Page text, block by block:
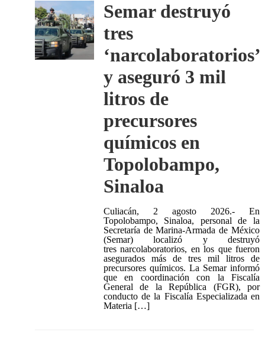
Semar destruyó
tres
‘narcolaboratorios’
y aseguró 3 mil
litros de
precursores
químicos en
Topolobampo,
Sinaloa
Culiacán, 2 agosto 2026.- En
Topolobampo, Sinaloa, personal de la
Secretaría de Marina-Armada de México
(Semar) localizó y destruyó
tres narcolaboratorios, en los que fueron
asegurados más de tres mil litros de
precursores químicos. La Semar informó
que en coordinación con la Fiscalía
General de la República (FGR), por
conducto de la Fiscalía Especializada en
Materia […]